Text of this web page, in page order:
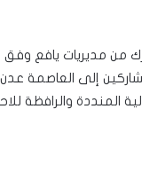
من مديريات يافع وفق
إلى العاصمة
المنددة والرافظة